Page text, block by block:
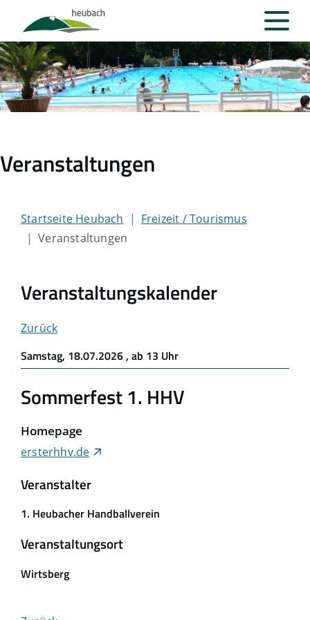
Veranstaltungen
Startseite Heubach
Freizeit / Tourismus
Veranstaltungen
Veranstaltungskalender
Zurück
Samstag, 18.07.2026, ab 13 Uhr
Sommerfest 1. HHV
Homepage
ersterhhv.de
Veranstalter
1. Heubacher Handballverein
Veranstaltungsort
Wirtsberg